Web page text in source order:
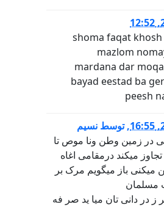
shoma faqat
mazlom
mardana dar
bayad eestad ba
peesh
,توسط نسیم
در زمین وطن ونا موص تا
میکند درمقامی اغاه
میکنی باز میگویم مرک بر
مسلمان
ز در دانی تان میا ید صر فه